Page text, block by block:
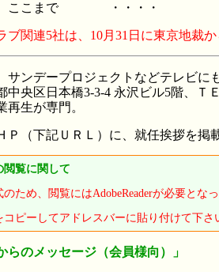
ここまで・・・・
関連5社は、10月31日に東京地裁
ンデープロジェクトなどテレビに
中央区日本橋3-3-4 永沢ビル5階、Ｔ
生が専門。
（下記ＵＲＬ）に、就任挨拶を掲
覧に関して
、閲覧にはAdobeReaderが必要となっ
してアドレスバーに貼り付けて下さ
のメッセージ（会員様向）」